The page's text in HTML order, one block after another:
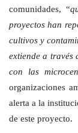
comunidades, “
proyectos han
cultivos y
extiende a través
con las
organizaciones
alerta a la
de este proyecto.